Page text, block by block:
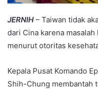
JERNIH – Taiwan tidak
dari Cina karena
menurut otoritas
Kepala Pusat Komando
Shih-Chung membantah